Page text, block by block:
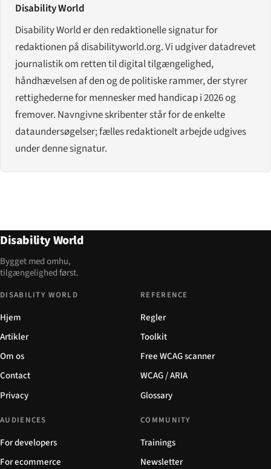
Disability World
Disability World er den redaktionelle signatur for
redaktionen på disabilityworld.org. Vi udgiver datadrevet
journalistik om retten til digital tilgængelighed,
håndhævelsen af den og de politiske rammer, der styrer
rettighederne for mennesker med handicap i 2026 og
fremover. Navngivne skribenter står for de enkelte
dataundersøgelser; fælles redaktionelt arbejde udgives
under denne signatur.
Disability World
Bygget med omhu,
tilgængelighed først.
DISABILITY WORLD
Hjem
Artikler
Om os
Contact
Privacy
REFERENCE
Regler
Toolkit
Free WCAG scanner
WCAG / ARIA
Glossary
AUDIENCES
For developers
For ecommerce
COMMUNITY
Trainings
Newsletter